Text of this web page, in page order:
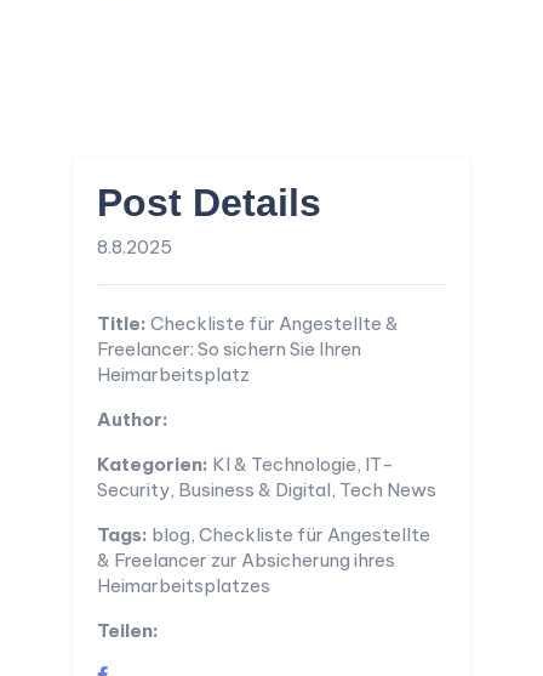
Post Details
8.8.2025
Title: Checkliste für Angestellte &
Freelancer: So sichern Sie Ihren
Heimarbeitsplatz
Author:
Kategorien: KI & Technologie, IT-
Security, Business & Digital, Tech News
Tags: blog, Checkliste für Angestellte
& Freelancer zur Absicherung ihres
Heimarbeitsplatzes
Teilen: